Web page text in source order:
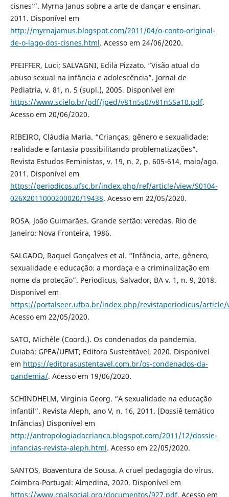
cisnes’”. Myrna Janus sobre a arte de dançar e ensinar.
2011. Disponível em
http://myrnajamus.blogspot.com/2011/04/o-conto-original-
de-o-lago-dos-cisnes.html. Acesso em 24/06/2020.
PFEIFFER, Luci; SALVAGNI, Edila Pizzato. “Visão atual do
abuso sexual na infância e adolescência”. Jornal de
Pediatria, v. 81, n. 5 (supl.), 2005. Disponível em
https://www.scielo.br/pdf/jped/v81n5s0/v81n5Sa10.pdf.
Acesso em 20/06/2020.
RIBEIRO, Cláudia Maria. “Crianças, gênero e sexualidade:
realidade e fantasia possibilitando problematizações”.
Revista Estudos Feministas, v. 19, n. 2, p. 605-614, maio/ago.
2011. Disponível em
https://periodicos.ufsc.br/index.php/ref/article/view/S0104-
026X2011000200020/19438. Acesso em 22/05/2020.
ROSA, João Guimarães. Grande sertão: veredas. Rio de
Janeiro: Nova Fronteira, 1986.
SALGADO, Raquel Gonçalves et al. “Infância, arte, gênero,
sexualidade e educação: a mordaça e a criminalização em
nome da proteção”. Periodicus, Salvador, BA v. 1, n. 9, 2018.
Disponível em
https://portalseer.ufba.br/index.php/revistaperiodicus/article/
Acesso em 22/05/2020.
SATO, Michèle (Coord.). Os condenados da pandemia.
Cuiabá: GPEA/UFMT; Editora Sustentável, 2020. Disponível
em https://editorasustentavel.com.br/os-condenados-da-
pandemia/. Acesso em 19/06/2020.
SCHINDHELM, Virginia Georg. “A sexualidade na educação
infantil”. Revista Aleph, ano V, n. 16, 2011. (Dossiê temático
Infâncias) Disponível em
http://antropologiadacrianca.blogspot.com/2011/12/dossie-
infancias-revista-aleph.html. Acesso em 22/05/2020.
SANTOS, Boaventura de Sousa. A cruel pedagogia do vírus.
Coimbra-Portugal: Almedina, 2020. Disponível em
https://www.cpalsocial.org/documentos/927.pdf. Acesso em